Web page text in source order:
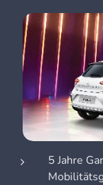
5 Jahre